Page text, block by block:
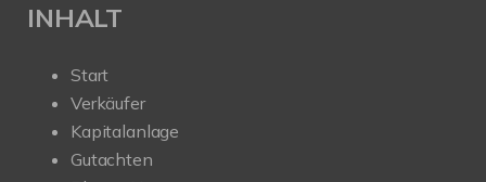
INHALT
Start
Verkäufer
Kapitalanlage
Gutachten